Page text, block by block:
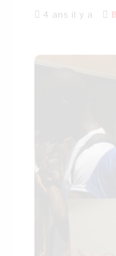
4 ans il y a